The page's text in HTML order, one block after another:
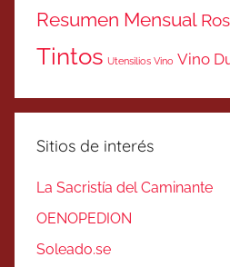
Resumen Mensual
Tintos Utensilios Vino Vino
Sitios de interés
La Sacristía del Caminante
OENOPEDION
Soleado.se